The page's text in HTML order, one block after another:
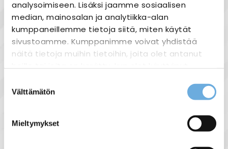
analysoimiseen. Lisäksi jaamme sosiaalisen
median, mainosalan ja analytiikka-alan
kumppaneillemme tietoja siitä, miten käytät
sivustoamme. Kumppanimme voivat yhdistää
näitä tietoja muihin tietoihin, joita olet antanut
heille tai joita on kerätty, kun olet käyttänyt
valinta
Välttämätön
Mieltymykset